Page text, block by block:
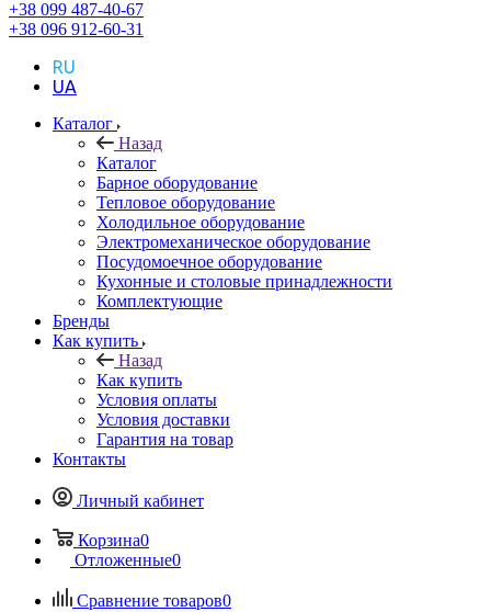
+38 099 487-40-67
+38 096 912-60-31
RU
UA
Каталог
Назад
Каталог
Барное оборудование
Тепловое оборудование
Холодильное оборудование
Электромеханическое оборудование
Посудомоечное оборудование
Кухонные и столовые принадлежности
Комплектующие
Бренды
Как купить
Назад
Как купить
Условия оплаты
Условия доставки
Гарантия на товар
Контакты
Личный кабинет
Корзина0
Отложенные0
Сравнение товаров0